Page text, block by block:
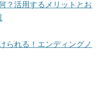
？活用するメリットとお
られる！エンディングノ